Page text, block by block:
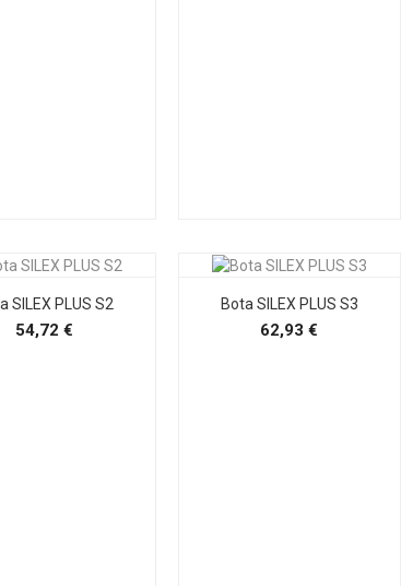
SILEX PLUS S2
54,72 €
Bota SILEX PLUS S3
62,93 €